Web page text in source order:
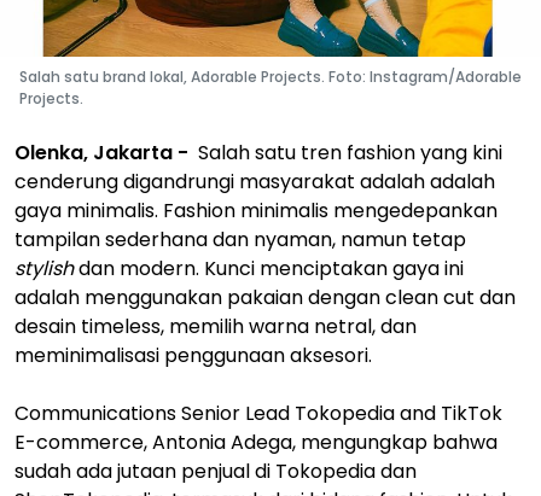
Salah satu brand lokal, Adorable Projects. Foto: Instagram/Adorable
Projects.
Olenka, Jakarta - Salah satu tren fashion yang kini
cenderung digandrungi masyarakat adalah adalah
gaya minimalis. Fashion minimalis mengedepankan
tampilan sederhana dan nyaman, namun tetap
stylishdan modern. Kunci menciptakan gaya ini
adalah menggunakan pakaian dengan clean cut dan
desain timeless, memilih warna netral, dan
meminimalisasi penggunaan aksesori.
Communications Senior Lead Tokopedia and TikTok
E-commerce, Antonia Adega, mengungkap bahwa
sudah ada jutaan penjual di Tokopedia dan